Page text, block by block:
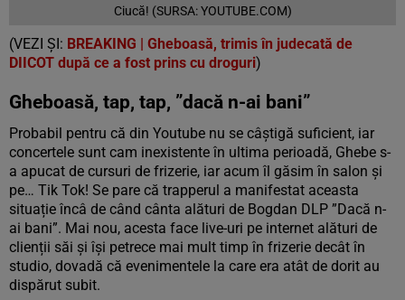
Ciucă! (SURSA: YOUTUBE.COM)
(VEZI ȘI: BREAKING | Gheboasă, trimis în judecată de
DIICOT după ce a fost prins cu droguri)
Gheboasă, tap, tap, ”dacă n-ai bani”
Probabil pentru că din Youtube nu se câștigă suficient, iar
concertele sunt cam inexistente în ultima perioadă, Ghebe s-
a apucat de cursuri de frizerie, iar acum îl găsim în salon și
pe… Tik Tok! Se pare că trapperul a manifestat aceasta
situație încâ de când cânta alături de Bogdan DLP ”Dacă n-
ai bani”. Mai nou, acesta face live-uri pe internet alături de
clienții săi și își petrece mai mult timp în frizerie decât în
studio, dovadă că evenimentele la care era atât de dorit au
dispărut subit.